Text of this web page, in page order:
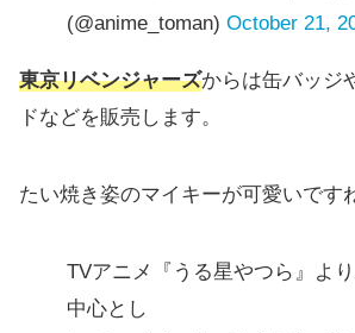
(@anime_toman) October 21,
東京リベンジャーズからは缶バッジ
ドなどを販売します。
たい焼き姿のマイキーが可愛いです
TVアニメ『うる星やつら』よ
中心とし